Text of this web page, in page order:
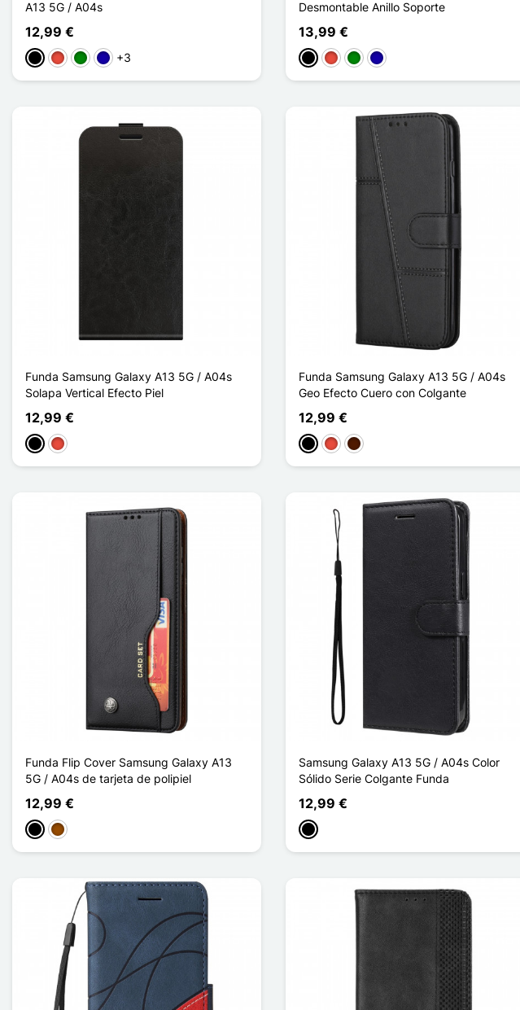
A13 5G / A04s
12,99 €
NegroRojoVerdeAzul oscuro
+3
Desmontable Anillo Soporte
13,99 €
NegroRojoVerdeAzul oscuro
Funda Samsung Galaxy A13 5G / A04s
Solapa Vertical Efecto Piel
12,99 €
NegroRojo
Funda Samsung Galaxy A13 5G / A04s
Geo Efecto Cuero con Colgante
12,99 €
NegroRojoMarrón oscuro
Funda Flip Cover Samsung Galaxy A13
5G / A04s de tarjeta de polipiel
12,99 €
NegroMarrón
Samsung Galaxy A13 5G / A04s Color
Sólido Serie Colgante Funda
12,99 €
Negro